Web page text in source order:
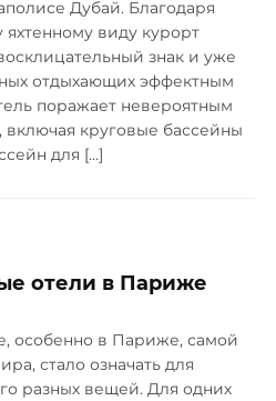
Дубай. Благодаря
виду курорт
знак и уже
отдыхающих эффектным
поражает невероятным
круговые бассейны
для […]
отели в Париже
особенно в Париже, самой
стало означать для
разных вещей. Для одних